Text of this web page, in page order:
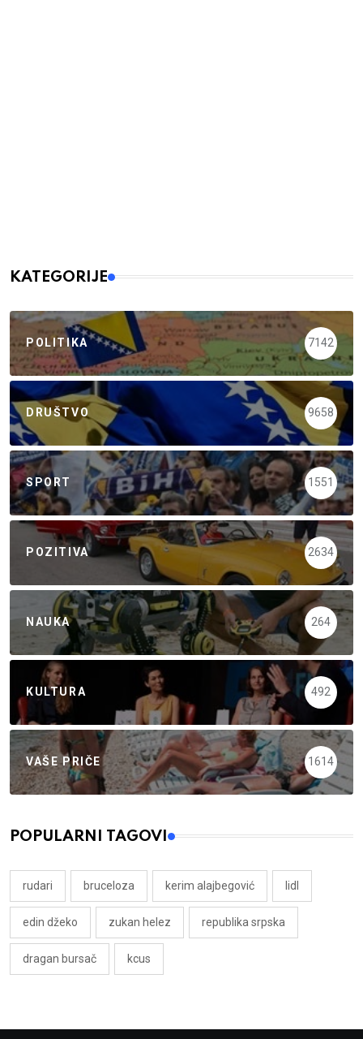
KATEGORIJE
POLITIKA 7142
DRUŠTVO 9658
SPORT 1551
POZITIVA 2634
NAUKA 264
KULTURA 492
VAŠE PRIČE 1614
POPULARNI TAGOVI
rudari bruceloza kerim alajbegović lidl
edin džeko zukan helez republika srpska
dragan bursač kcus